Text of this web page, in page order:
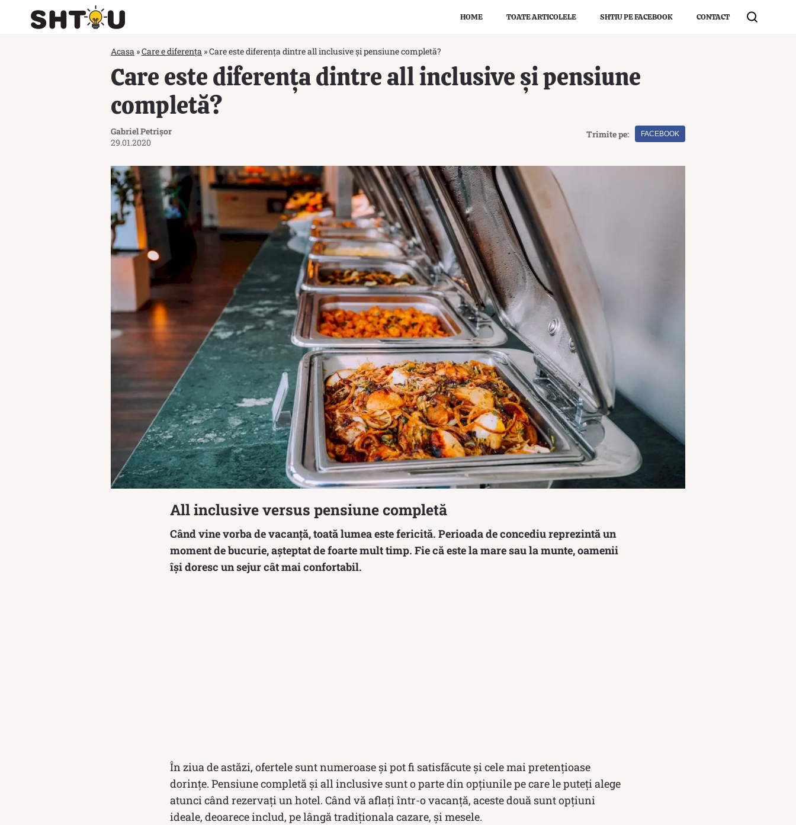
HOME TOATE ARTICOLELE SHTIU PE FACEBOOK CONTACT
Acasa »Care e diferența »Care este diferența dintre all inclusive și pensiune completă?
Care este diferența dintre all inclusive și pensiune
completă?
Gabriel Petrișor
29.01.2020
Trimite pe: FACEBOOK
All inclusive versus pensiune completă
Când vine vorba de vacanță, toată lumea este fericită. Perioada de concediu reprezintă un
moment de bucurie, așteptat de foarte mult timp. Fie că este la mare sau la munte, oamenii
își doresc un sejur cât mai confortabil.
În ziua de astăzi, ofertele sunt numeroase și pot fi satisfăcute și cele mai pretențioase
dorințe. Pensiune completă și all inclusive sunt o parte din opțiunile pe care le puteți alege
atunci când rezervați un hotel. Când vă aflați într-o vacanță, aceste două sunt opțiuni
ideale, deoarece includ, pe lângă tradiționala cazare, și mesele.